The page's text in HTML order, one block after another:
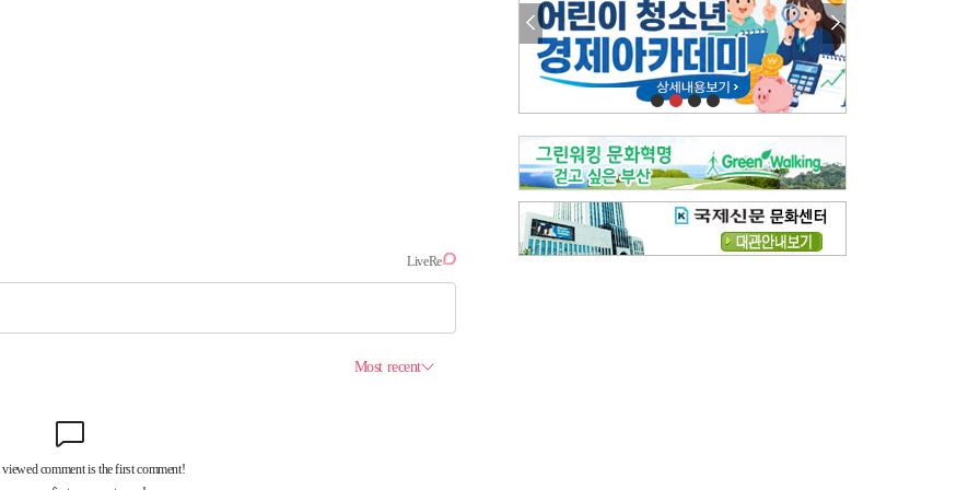
참선 /오기환
고향 /김진규
주말 영화 박스오피스[전체보기]
‘스파이더맨’ 개봉 5일 만에 300만 돌풍…박스오피스·예매율 동시 1위
‘호프’ 개봉 11일 만에 관객 300만…‘스파이더맨’ 예매율 68.8% 1위
오늘의 운세- [전체보기]
오늘의 운세- 2026년 8월 6일 (음 6월 24일)
오늘의 운세- 2026년 8월 5일 (음 6월 23일)
조해훈의 고전 속 이 문장 [전체보기]
입추 지났는데도 덥다며 신유안에게 보낸 박규수의 편지